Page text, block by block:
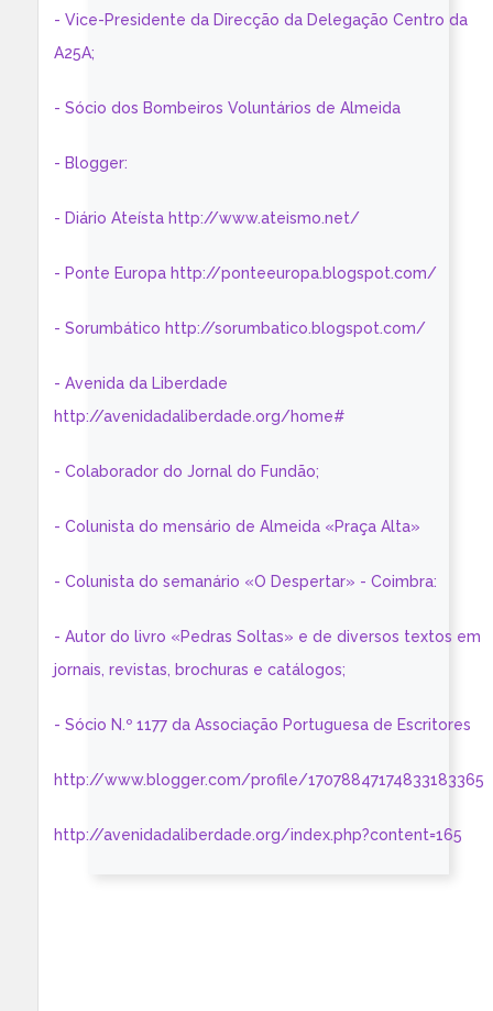
- Vice-Presidente da Direcção da Delegação Centro da
A25A;
- Sócio dos Bombeiros Voluntários de Almeida
- Blogger:
- Diário Ateísta http://www.ateismo.net/
- Ponte Europa http://ponteeuropa.blogspot.com/
- Sorumbático http://sorumbatico.blogspot.com/
- Avenida da Liberdade
http://avenidadaliberdade.org/home#
- Colaborador do Jornal do Fundão;
- Colunista do mensário de Almeida «Praça Alta»
- Colunista do semanário «O Despertar» - Coimbra:
- Autor do livro «Pedras Soltas» e de diversos textos em
jornais, revistas, brochuras e catálogos;
- Sócio N.º 1177 da Associação Portuguesa de Escritores
http://www.blogger.com/profile/17078847174833183365
http://avenidadaliberdade.org/index.php?content=165